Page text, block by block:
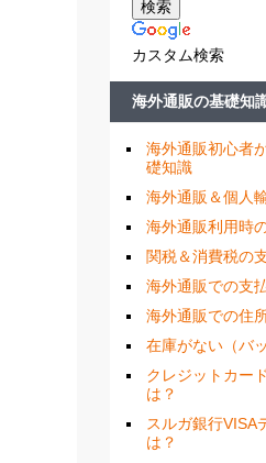
カスタム検索
海外通販の基礎知
海外通販初心者
礎知識
海外通販＆個人
海外通販利用時
関税＆消費税の
海外通販での支
海外通販での住
在庫がない（バ
クレジットカー
は？
スルガ銀行VISA
は？